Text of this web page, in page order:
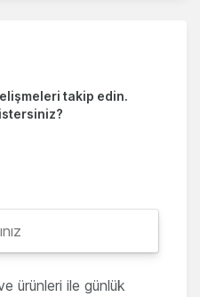
takip edin.
ürünleri ile günlük